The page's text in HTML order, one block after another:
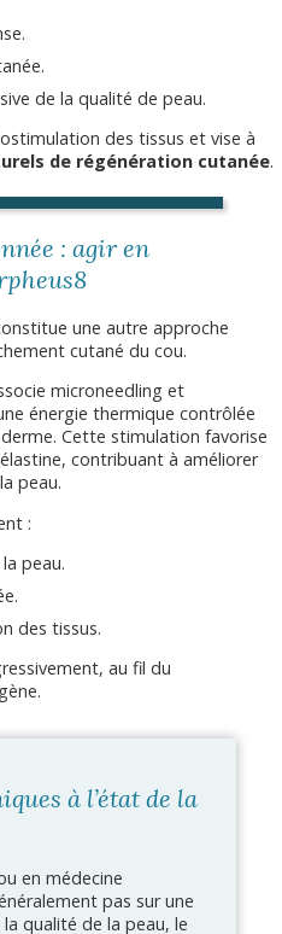
de la qualité de peau.
des tissus et vise à
de régénération cutanée.
: agir en
une autre approche
cutané du cou.
microneedling et
énergie thermique contrôlée
Cette stimulation favorise
contribuant à améliorer
peau.
:
peau.
des tissus.
au fil du
à l’état de la
en médecine
pas sur une
qualité de la peau, le